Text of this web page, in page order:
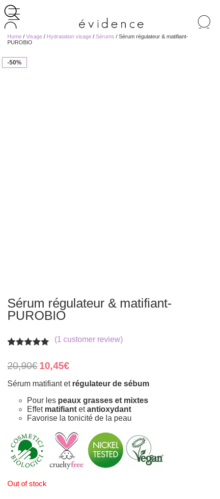
de
produits
Home / Visage / Hydratation visage / Sérums / Sérum régulateur & matifiant-
PUROBIO
-50%
Sérum régulateur & matifiant-
PUROBIO
out of 5
based on
rating
(1 customer review)
20,90€ Original
price
was:
10,45€Current
is:
10,45€.
Sérum matifiant etrégulateur de sébum
Pour les peaux grasses et mixtes
Effet matifiant etantioxydant
Favorise la tonicité de la peau
Out of stock